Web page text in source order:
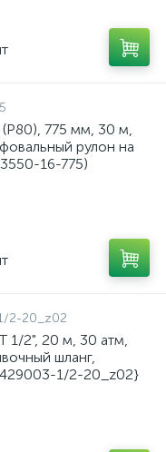
775 мм, 30 м,
рулон на
16-775)
2-20_z02
1/2", 20 м, 30 атм,
шланг,
1/2-20_z02}